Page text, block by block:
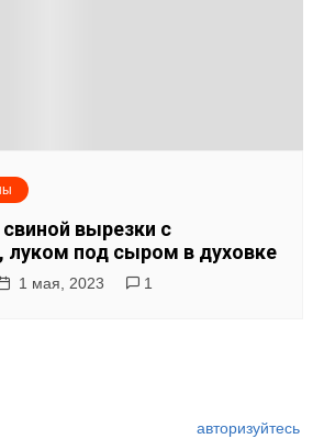
вырезки с
под сыром в духовке
1 мая, 2023 1
авторизуйтесь